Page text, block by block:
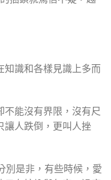
知識和各樣見識上多而
能沒有界限，沒有尺
讓人跌倒，更叫人挫
別是非，有些時候，愛